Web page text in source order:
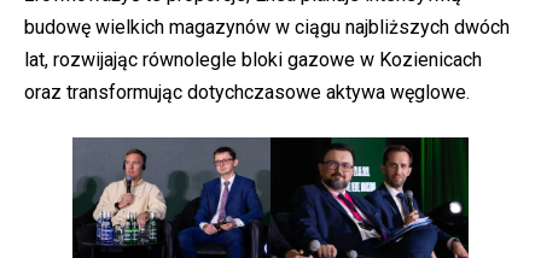
budowę wielkich magazynów w ciągu najbliższych dwóch
lat, rozwijając równolegle bloki gazowe w Kozienicach
oraz transformując dotychczasowe aktywa węglowe.